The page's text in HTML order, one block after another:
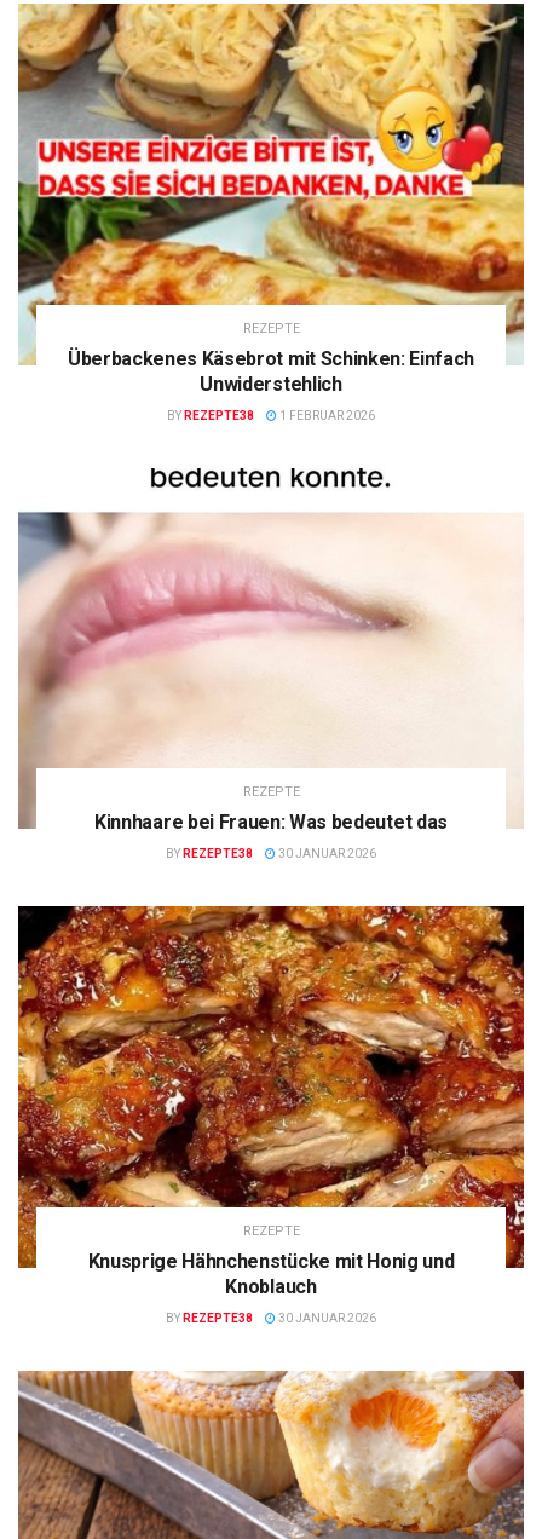
REZEPTE
Überbackenes Käsebrot mit Schinken: Einfach
Unwiderstehlich
BY REZEPTE38 1 FEBRUAR 2026
REZEPTE
Kinnhaare bei Frauen: Was bedeutet das
BY REZEPTE38 30 JANUAR 2026
REZEPTE
Knusprige Hähnchenstücke mit Honig und
Knoblauch
BY REZEPTE38 30 JANUAR 2026